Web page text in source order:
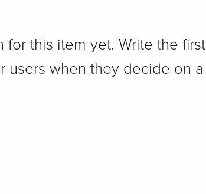
this item yet. Write the first
users when they decide on a